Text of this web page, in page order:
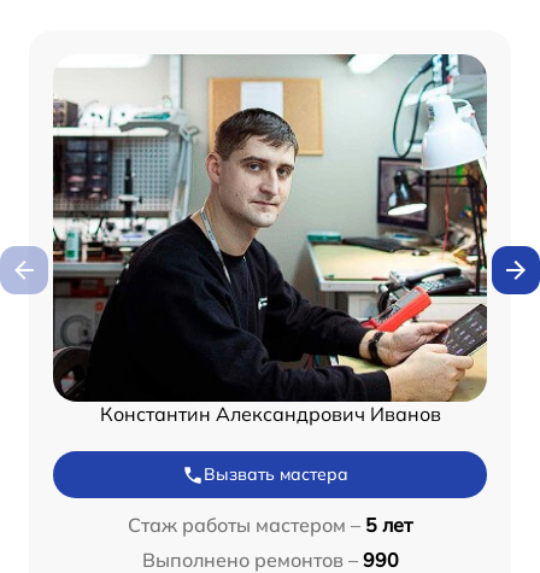
Константин Александрович Иванов
Вызвать мастера
Стаж работы мастером – 5 лет
Выполнено ремонтов – 990